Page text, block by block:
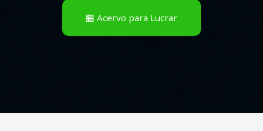
🏪 Acervo para Lucrar